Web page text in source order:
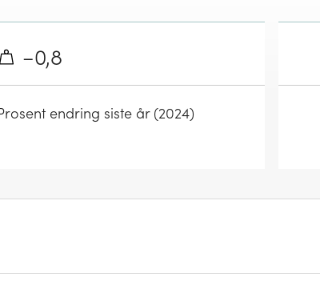
−0,8
endring siste år (2024)